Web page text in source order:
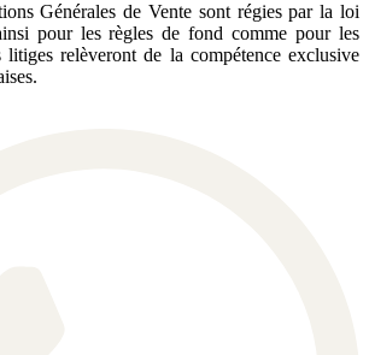
Générales de Vente sont régies par la loi
pour les règles de fond comme pour les
relèveront de la compétence exclusive